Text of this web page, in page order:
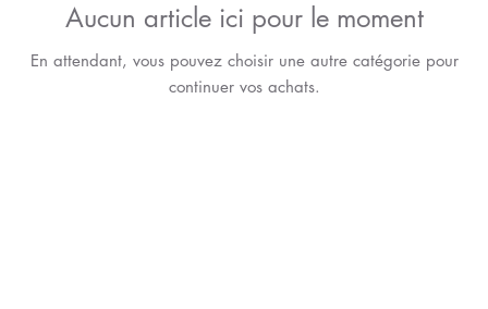
Aucun article ici pour le moment
En attendant, vous pouvez choisir une autre catégorie pour
continuer vos achats.